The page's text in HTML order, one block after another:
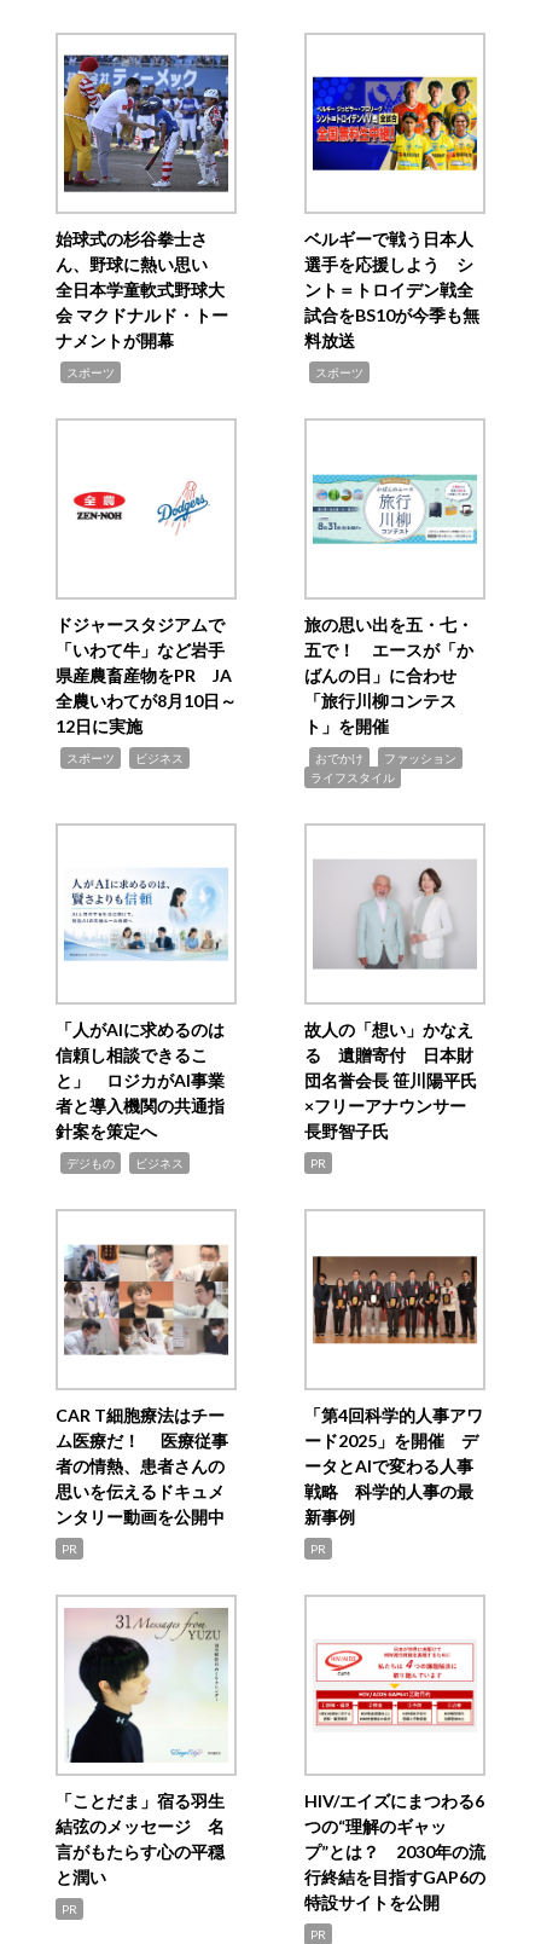
始球式の杉谷拳士さ
ん、野球に熱い思い
全日本学童軟式野球大
会 マクドナルド・トー
ナメントが開幕
スポーツ
ベルギーで戦う日本人
選手を応援しよう シ
ント＝トロイデン戦全
試合をBS10が今季も無
料放送
スポーツ
ドジャースタジアムで
「いわて牛」など岩手
県産農畜産物をPR JA
全農いわてが8月10日～
12日に実施
スポーツ ビジネス
旅の思い出を五・七・
五で！ エースが「か
ばんの日」に合わせ
「旅行川柳コンテス
ト」を開催
おでかけ ファッション
ライフスタイル
「人がAIに求めるのは
信頼し相談できるこ
と」 ロジカがAI事業
者と導入機関の共通指
針案を策定へ
デジもの ビジネス
故人の「想い」かなえ
る 遺贈寄付 日本財
団名誉会長 笹川陽平氏
×フリーアナウンサー
長野智子氏
PR
CAR T細胞療法はチー
ム医療だ！ 医療従事
者の情熱、患者さんの
思いを伝えるドキュメ
ンタリー動画を公開中
PR
「第4回科学的人事アワ
ード2025」を開催 デ
ータとAIで変わる人事
戦略 科学的人事の最
新事例
PR
「ことだま」宿る羽生
結弦のメッセージ 名
言がもたらす心の平穏
と潤い
PR
HIV/エイズにまつわる6
つの“理解のギャッ
プ”とは？ 2030年の流
行終結を目指すGAP6の
特設サイトを公開
PR